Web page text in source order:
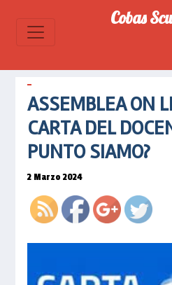
Cobas
ASSEMBLEA ON
CARTA DEL
PUNTO SIAMO?
2 Marzo 2024
ricorso-
del-
docente-
a-che-
punto-